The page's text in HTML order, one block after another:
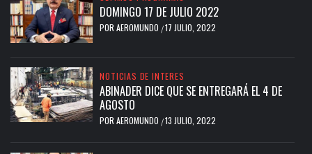
DOMINGO 17 DE JULIO 2022
POR AEROMUNDO /17 JULIO, 2022
NOTICIAS DE INTERES
ABINADER DICE QUE SE ENTREGARÁ EL 4 DE
AGOSTO
POR AEROMUNDO /13 JULIO, 2022